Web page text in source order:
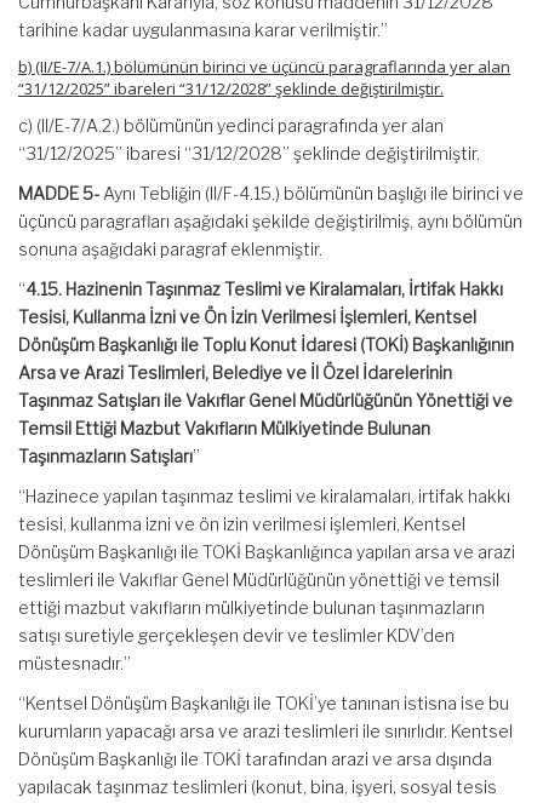
tarihine kadar uygulanmasına karar verilmiştir.”
b) (II/E-7/A.1.) bölümünün birinci ve üçüncü paragraflarında yer alan
“31/12/2025” ibareleri “31/12/2028” şeklinde değiştirilmiştir.
c) (II/E-7/A.2.) bölümünün yedinci paragrafında yer alan
“31/12/2025” ibaresi “31/12/2028” şeklinde değiştirilmiştir.
MADDE 5- Aynı Tebliğin (II/F-4.15.) bölümünün başlığı ile birinci ve
üçüncü paragrafları aşağıdaki şekilde değiştirilmiş, aynı bölümün
sonuna aşağıdaki paragraf eklenmiştir.
“4.15. Hazinenin Taşınmaz Teslimi ve Kiralamaları, İrtifak Hakkı
Tesisi, Kullanma İzni ve Ön İzin Verilmesi İşlemleri, Kentsel
Dönüşüm Başkanlığı ile Toplu Konut İdaresi (TOKİ) Başkanlığının
Arsa ve Arazi Teslimleri, Belediye ve İl Özel İdarelerinin
Taşınmaz Satışları ile Vakıflar Genel Müdürlüğünün Yönettiği ve
Temsil Ettiği Mazbut Vakıfların Mülkiyetinde Bulunan
Taşınmazların Satışları”
“Hazinece yapılan taşınmaz teslimi ve kiralamaları, irtifak hakkı
tesisi, kullanma izni ve ön izin verilmesi işlemleri, Kentsel
Dönüşüm Başkanlığı ile TOKİ Başkanlığınca yapılan arsa ve arazi
teslimleri ile Vakıflar Genel Müdürlüğünün yönettiği ve temsil
ettiği mazbut vakıfların mülkiyetinde bulunan taşınmazların
satışı suretiyle gerçekleşen devir ve teslimler KDV’den
müstesnadır.”
“Kentsel Dönüşüm Başkanlığı ile TOKİ’ye tanınan istisna ise bu
kurumların yapacağı arsa ve arazi teslimleri ile sınırlıdır. Kentsel
Dönüşüm Başkanlığı ile TOKİ tarafından arazi ve arsa dışında
yapılacak taşınmaz teslimleri (konut, bina, işyeri, sosyal tesis